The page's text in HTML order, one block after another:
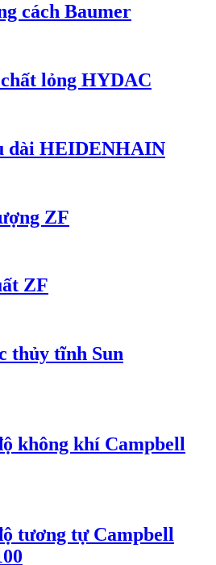
cách Baumer
lỏng HYDAC
dài HEIDENHAIN
ZF
ZF
thủy tĩnh Sun
không khí Campbell
tương tự Campbell